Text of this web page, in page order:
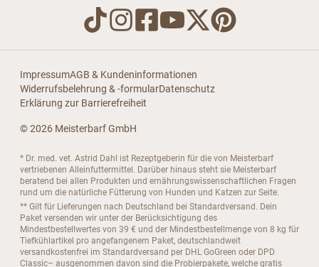
ImpressumAGB & Kundeninformationen
Widerrufsbelehrung & -formularDatenschutz
Erklärung zur Barrierefreiheit
© 2026 Meisterbarf GmbH
* Dr. med. vet. Astrid Dahl ist Rezeptgeberin für die von Meisterbarf
vertriebenen Alleinfuttermittel. Darüber hinaus steht sie Meisterbarf
beratend bei allen Produkten und ernährungswissenschaftlichen Fragen
rund um die natürliche Fütterung von Hunden und Katzen zur Seite.
** Gilt für Lieferungen nach Deutschland bei Standardversand. Dein
Paket versenden wir unter der Berücksichtigung des
Mindestbestellwertes von 39 € und der Mindestbestellmenge von 8 kg für
Tiefkühlartikel pro angefangenem Paket, deutschlandweit
versandkostenfrei im Standardversand per DHL GoGreen oder DPD
Classic– ausgenommen davon sind die Probierpakete, welche gratis